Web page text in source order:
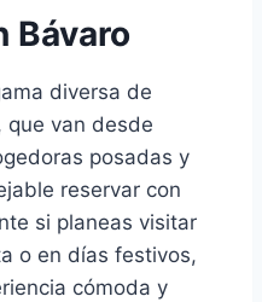
Bávaro
diversa de
que van desde
posadas y
reservar con
si planeas visitar
o en días festivos,
cómoda y